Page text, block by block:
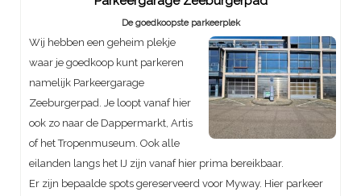
De goedkoopste parkeerplek
Wij hebben een geheim plekje
waar je goedkoop kunt parkeren
namelijk Parkeergarage
Zeeburgerpad. Je loopt vanaf hier
ook zo naar de Dappermarkt, Artis
of het Tropenmuseum. Ook alle
eilanden langs het IJ zijn vanaf hier prima bereikbaar.
Er zijn bepaalde spots gereserveerd voor Myway. Hier parkeer